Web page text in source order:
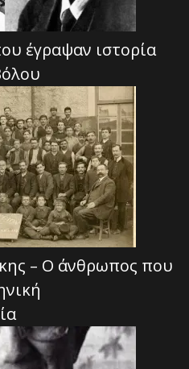
έγραψαν ιστορία
– Ο άνθρωπος που